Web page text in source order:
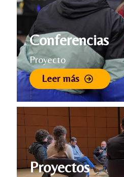
Conferencias
Proyecto
Leer más
Proyectos